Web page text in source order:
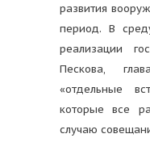
развития
период. В
реализации
Пескова,
«отдельные
которые все
случаю